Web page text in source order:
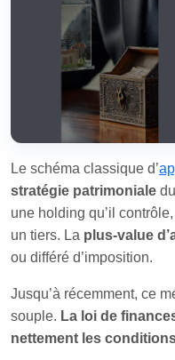
Le schéma classique d’
stratégie patrimoniale
une holding qu’il
un tiers. La plus-value
ou différé d’imposition.
Jusqu’à récemment, ce
souple. La loi de
nettement les